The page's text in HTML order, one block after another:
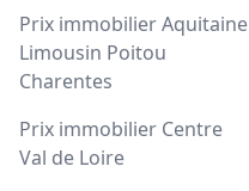
Prix immobilier Aquitaine
Limousin Poitou
Charentes
Prix immobilier Centre
Val de Loire